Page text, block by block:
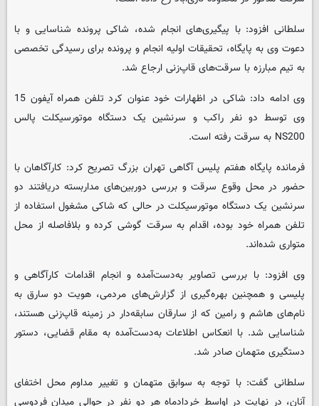
سلطانی افزود: با پیگیری‌های انجام شده، شاکی پرونده شناسایی و با
دعوت وی به پایگاه، تحقیقات اولیه انجام و پرونده برای رسیدگی تخصصی
به تیم مبارزه با سرقت‌های قاپ‌زنی ارجاع شد.
وی ادامه داد: شاکی در اظهارات خود عنوان کرد تلفن همراه آیفون 15
وی توسط دو نفر راکب و سرنشین یک دستگاه موتورسیکلت پالس
NS200 به سرقت رفته است.
فرمانده پایگاه هفتم پلیس آگاهی تهران بزرگ تصریح کرد: کارآگاهان با
حضور در محل وقوع سرقت و بررسی دوربین‌های مداربسته دریافتند دو
سرنشین یک دستگاه موتورسیکلت در حالی که شاکی مشغول استفاده از
تلفن همراه خود بوده، اقدام به سرقت گوشی کرده و بلافاصله از محل
متواری شده‌اند.
وی افزود: با بررسی تصاویر به‌دست‌آمده و انجام اقدامات کارآگاهی و
پلیسی و همچنین بهره‌گیری از گزارش‌های مردمی، هویت دو سارق به
نام‌های هاشم و رامین که از سارقان سابقه‌دار در زمینه قاپ‌زنی هستند،
شناسایی شد. با انعکاس اطلاعات به‌دست‌آمده به مقام قضایی، دستور
دستگیری متهمان صادر شد.
سلطانی گفت: با توجه به سوابق متهمان و تغییر مداوم محل اختفای
آنان، در نهایت در اواسط خردادماه هر دو نفر در حوالی میدان فردوسی